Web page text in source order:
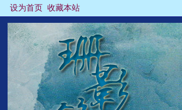
设为首页 收藏本站